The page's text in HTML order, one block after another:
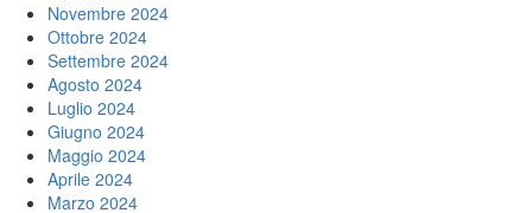
Novembre 2024
Ottobre 2024
Settembre 2024
Agosto 2024
Luglio 2024
Giugno 2024
Maggio 2024
Aprile 2024
Marzo 2024